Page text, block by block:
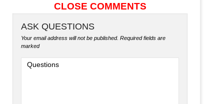
CLOSE COMMENTS
ASK QUESTIONS
Your email address will not be published. Required fields are
marked
Questions